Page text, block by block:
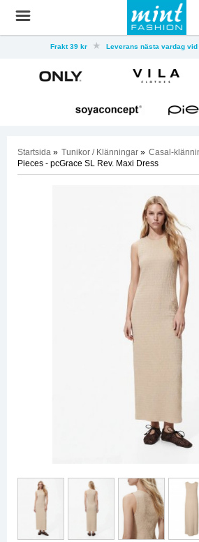
Frakt 39 kr Leverans nästa vardag
Startsida » Tunikor / Klänningar » Casal-
Pieces - pcGrace SL Rev. Maxi Dress